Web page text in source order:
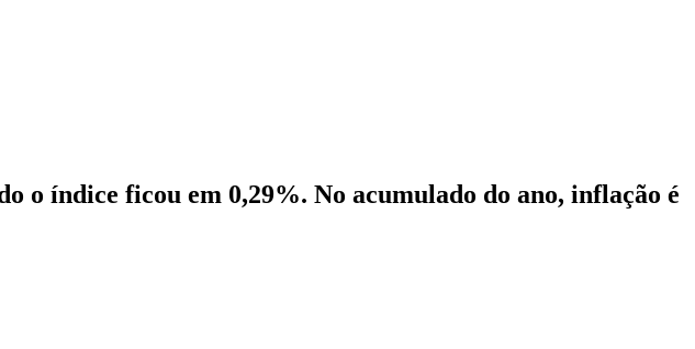
o índice ficou em 0,29%. No acumulado do ano, inflação é